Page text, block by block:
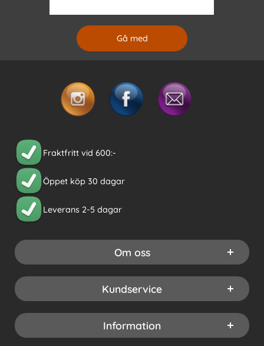
Fraktfritt vid 600:-
Öppet köp 30 dagar
Leverans 2-5 dagar
Om oss
Kundservice
Information